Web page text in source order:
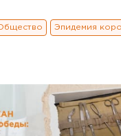
Эпидемия